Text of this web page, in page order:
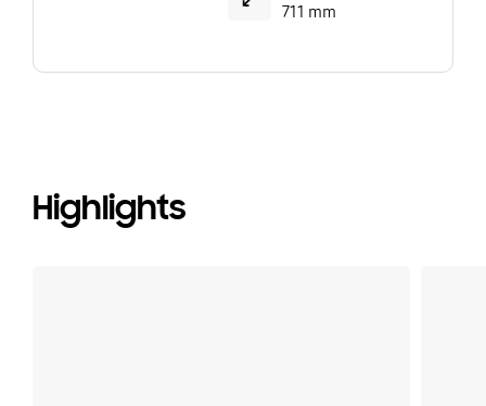
711 mm
Highlights